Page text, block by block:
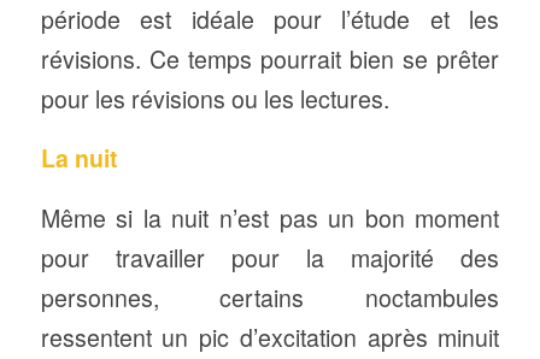
période est idéale pour l’étude et les
révisions. Ce temps pourrait bien se prêter
pour les révisions ou les lectures.
La nuit
Même si la nuit n’est pas un bon moment
pour travailler pour la majorité des
personnes, certains noctambules
ressentent un pic d’excitation après minuit